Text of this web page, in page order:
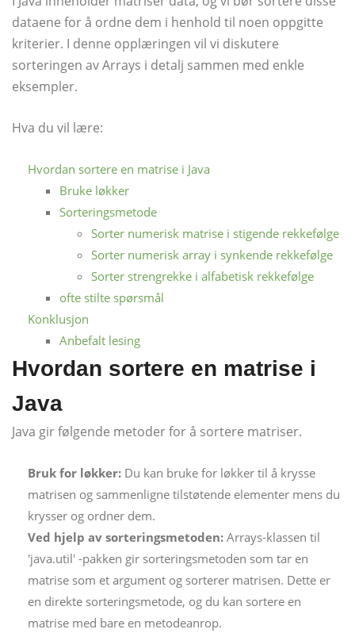
dataene for å ordne dem i henhold til noen oppgitte
kriterier. I denne opplæringen vil vi diskutere
sorteringen av Arrays i detalj sammen med enkle
eksempler.
Hva du vil lære:
Hvordan sortere en matrise i Java
Bruke løkker
Sorteringsmetode
Sorter numerisk matrise i stigende rekkefølge
Sorter numerisk array i synkende rekkefølge
Sorter strengrekke i alfabetisk rekkefølge
ofte stilte spørsmål
Konklusjon
Anbefalt lesing
Hvordan sortere en matrise i
Java
Java gir følgende metoder for å sortere matriser.
Bruk for løkker: Du kan bruke for løkker til å krysse
matrisen og sammenligne tilstøtende elementer mens du
krysser og ordner dem.
Ved hjelp av sorteringsmetoden: Arrays-klassen til
'java.util' -pakken gir sorteringsmetoden som tar en
matrise som et argument og sorterer matrisen. Dette er
en direkte sorteringsmetode, og du kan sortere en
matrise med bare en metodeanrop.